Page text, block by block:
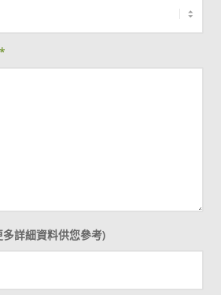
*
詳細資料供您參考)